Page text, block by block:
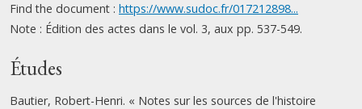
Find the document : https://www.sudoc.fr/017212898...
Note : Édition des actes dans le vol. 3, aux pp. 537-549.
Études
Bautier, Robert-Henri. « Notes sur les sources de l'histoire